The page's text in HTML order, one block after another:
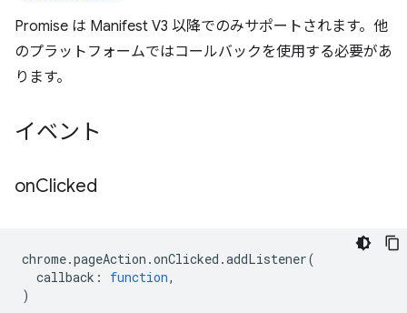
Promise は Manifest V3 以降でのみサポートされます。他
のプラットフォームではコールバックを使用する必要があ
ります。
イベント
onClicked
chrome.pageAction .onClicked .addListener(
callback : function,
)